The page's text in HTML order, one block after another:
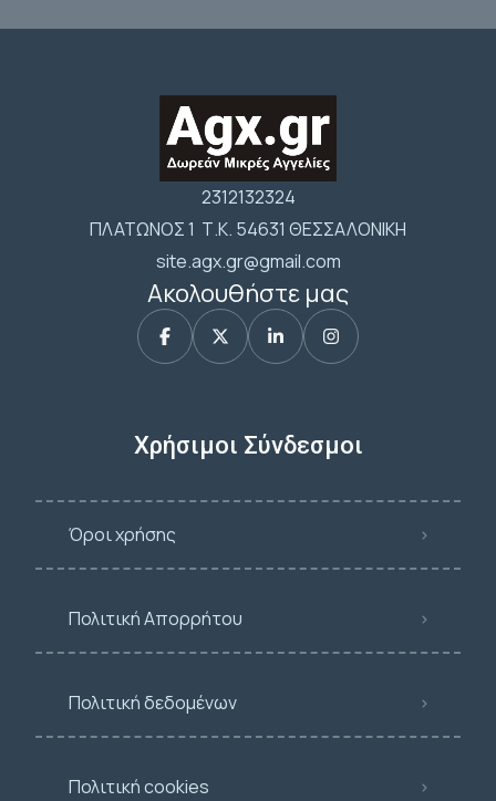
2312132324
ΠΛΑΤΩΝΟΣ 1 Τ.Κ. 54631 ΘΕΣΣΑΛΟΝΙΚΗ
site.agx.gr@gmail.com
Ακολουθήστε μας
Χρήσιμοι Σύνδεσμοι
Όροι χρήσης
Πολιτική Απορρήτου
Πολιτική δεδομένων
Πολιτική cookies